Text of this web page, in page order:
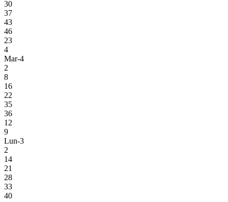
30
37
43
46
23
4
Mar-4
2
8
16
22
35
36
12
9
Lun-3
2
14
21
28
33
40